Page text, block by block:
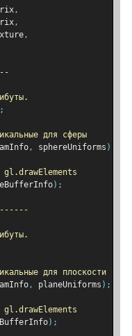
,
,
,
для сферы
, sphereUniforms );
);
для плоскости
, planeUniforms );
);